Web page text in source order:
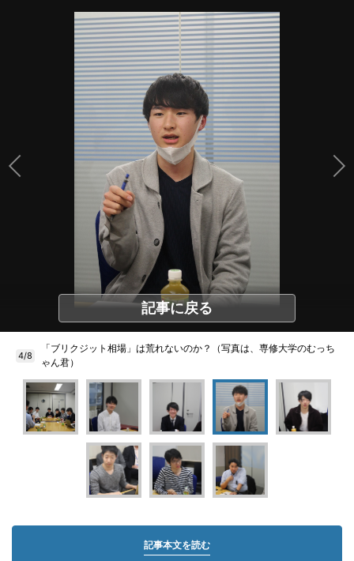
記事に戻る
4/8
「ブリクジット相場」は荒れないのか？（写真は、専修大学のむっち
ゃん君）
記事本文を読む